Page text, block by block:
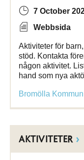
7 October
Webbsida
Aktiviteter för
stöd. Kontakta
någon aktivitet.
hand som nya
Bromölla Kommun
AKTIVITETER